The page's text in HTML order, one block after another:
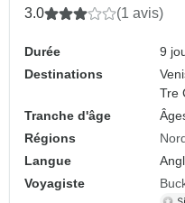
3.0 (1 avis)
Durée
9
Destinations
Tre
Tranche d'âge
Régions
Langue
Voyagiste